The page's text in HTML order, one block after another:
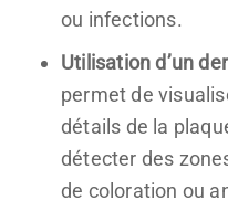
ou infections.
Utilisation d’un
permet de
détails de la
détecter des
de coloration ou